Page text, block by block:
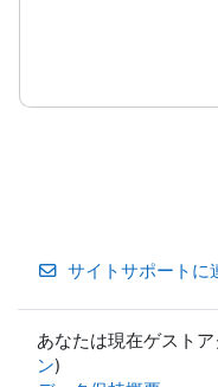
サイトサポートに
あなたは現在ゲスト
ン)